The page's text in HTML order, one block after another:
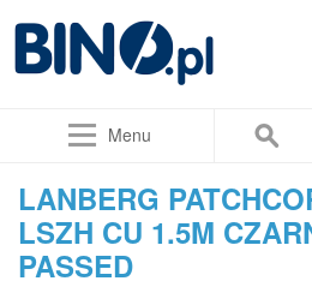
Menu
LANBERG
LSZH CU 1.5M
PASSED